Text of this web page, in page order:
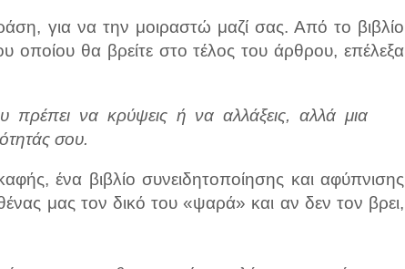
για να την μοιραστώ μαζί σας. Από το βιβλίο
οποίου θα βρείτε στο τέλος του άρθρου, επέλεξα
πρέπει να κρύψεις ή να αλλάξεις, αλλά μια
σου.
ένα βιβλίο συνειδητοποίησης και αφύπνισης
μας τον δικό του «ψαρά» και αν δεν τον βρει,